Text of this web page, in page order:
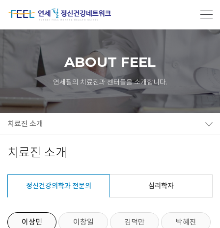
ABOUT FEEL
연세필의 치료진과 센터들을 소개합니다.
치료진 소개
치료진 소개
정신건강의학과 전문의 심리학자
이상민 이창일 김덕만 박혜진